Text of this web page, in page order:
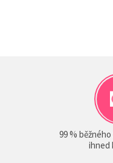
99 %
ihned